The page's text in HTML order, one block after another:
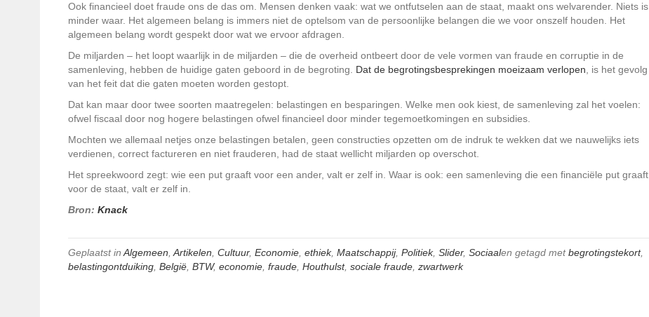
Ook financieel doet fraude ons de das om. Mensen denken vaak: wat we ontfutselen aan de staat, maakt ons welvarender. Niets is
minder waar. Het algemeen belang is immers niet de optelsom van de persoonlijke belangen die we voor onszelf houden. Het
algemeen belang wordt gespekt door wat we ervoor afdragen.
De miljarden – het loopt waarlijk in de miljarden – die de overheid ontbeert door de vele vormen van fraude en corruptie in de
samenleving, hebben de huidige gaten geboord in de begroting. Dat de begrotingsbesprekingen moeizaam verlopen , is het gevolg
van het feit dat die gaten moeten worden gestopt.
Dat kan maar door twee soorten maatregelen: belastingen en besparingen. Welke men ook kiest, de samenleving zal het voelen:
ofwel fiscaal door nog hogere belastingen ofwel financieel door minder tegemoetkomingen en subsidies.
Mochten we allemaal netjes onze belastingen betalen, geen constructies opzetten om de indruk te wekken dat we nauwelijks iets
verdienen, correct factureren en niet frauderen, had de staat wellicht miljarden op overschot.
Het spreekwoord zegt: wie een put graaft voor een ander, valt er zelf in. Waar is ook: een samenleving die een financiële put graaft
voor de staat, valt er zelf in.
Bron: Knack
Geplaatst in Algemeen Artikelen Cultuur, Economie ethiek, Maatschappij, Politiek, Slider, Sociaalen getagd metbegrotingstekort,
belastingontduiking België BTW, economie fraude Houthulst, sociale fraude zwartwerk